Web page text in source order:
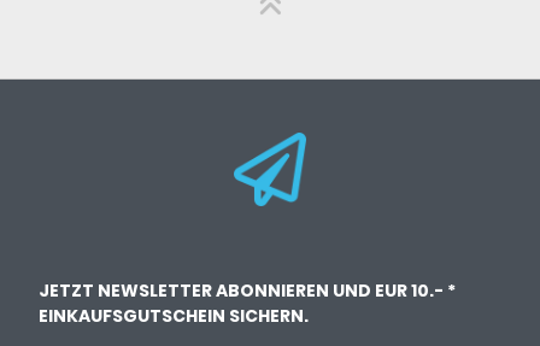
JETZT NEWSLETTER ABONNIEREN UND EUR 10.- *
EINKAUFSGUTSCHEIN SICHERN.